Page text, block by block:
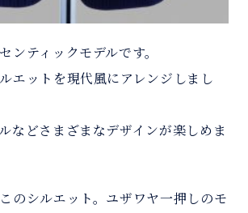
ンティックモデルです。
エットを現代風にアレンジしまし
などさまざまなデザインが楽しめま
のシルエット。ユザワヤ一押しのモ